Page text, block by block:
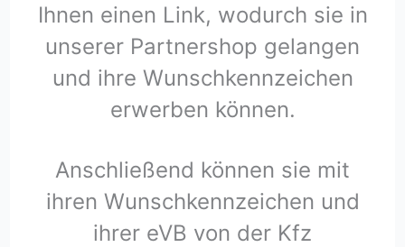
Ihnen einen Link, wodurch sie in
unserer Partnershop gelangen
und ihre Wunschkennzeichen
erwerben können.
Anschließend können sie mit
ihren Wunschkennzeichen und
ihrer eVB von der Kfz